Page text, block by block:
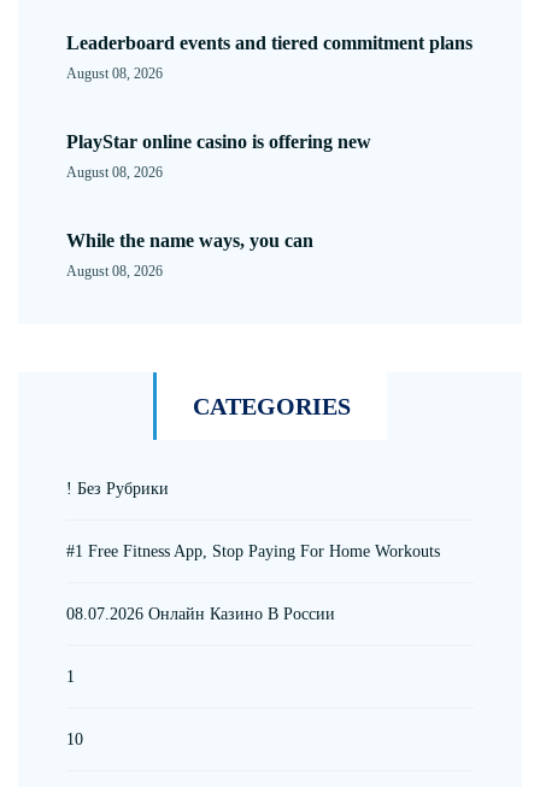
Leaderboard events and tiered commitment plans
August 08, 2026
PlayStar online casino is offering new
August 08, 2026
While the name ways, you can
August 08, 2026
CATEGORIES
! Без Рубрики
#1 Free Fitness App, Stop Paying For Home Workouts
08.07.2026 Онлайн Казино В России
1
10